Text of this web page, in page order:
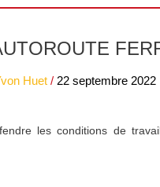
Huet / 22 septembre 2022
les conditions de